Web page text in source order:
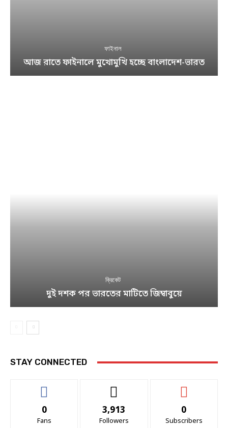
ফাইনাল
আজ রাতে ফাইনালে মুখোমুখি হচ্ছে বাংলাদেশ-ভারত
ক্রিকেট
দুই দশক পর ভারতের মাটিতে জিম্বাবুয়ে
STAY CONNECTED
0
Fans
3,913
Followers
0
Subscribers